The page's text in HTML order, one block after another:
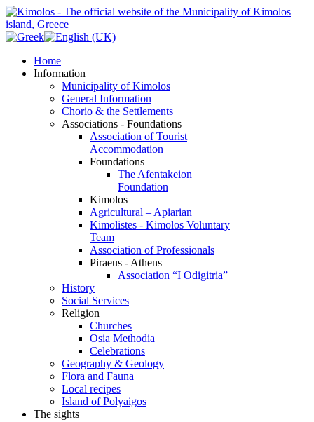
Home
Information
Municipality of Kimolos
General Information
Chorio & the Settlements
Associations - Foundations
Association of Tourist
Accommodation
Foundations
The Afentakeion
Foundation
Kimolos
Agricultural – Apiarian
Kimolistes - Kimolos Voluntary
Team
Association of Professionals
Piraeus - Athens
Association “I Odigitria”
History
Social Services
Religion
Churches
Osia Methodia
Celebrations
Geography & Geology
Flora and Fauna
Local recipes
Island of Polyaigos
The sights